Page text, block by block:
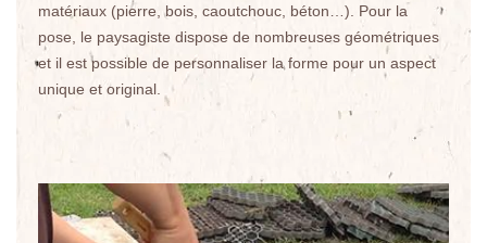
matériaux (pierre, bois, caoutchouc, béton…). Pour la
pose, le paysagiste dispose de nombreuses géométriques
et il est possible de personnaliser la forme pour un aspect
unique et original.